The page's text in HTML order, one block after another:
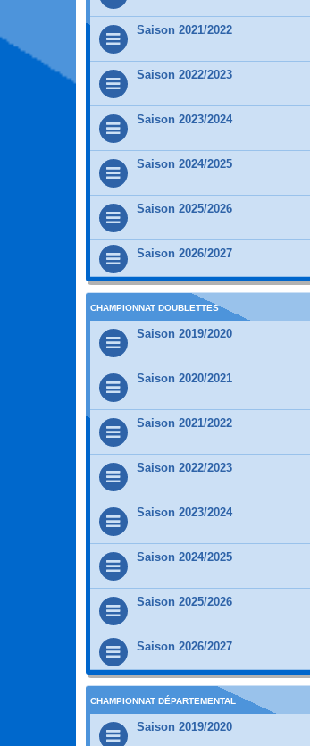
Saison 2021/2022
Saison 2022/2023
Saison 2023/2024
Saison 2024/2025
Saison 2025/2026
Saison 2026/2027
CHAMPIONNAT DOUBLETTES
Saison 2019/2020
Saison 2020/2021
Saison 2021/2022
Saison 2022/2023
Saison 2023/2024
Saison 2024/2025
Saison 2025/2026
Saison 2026/2027
CHAMPIONNAT DÉPARTEMENTAL
Saison 2019/2020